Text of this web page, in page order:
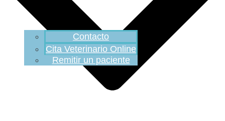
Contacto
Cita Veterinario Online
Remitir un paciente